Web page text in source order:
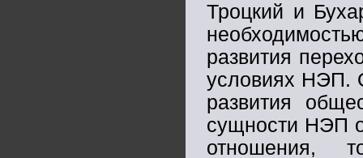
Троцкий и
развития
условиях НЭП.
развития
сущности НЭП
отношения,